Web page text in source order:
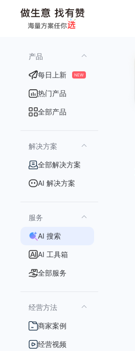
产品
每日上新 NEW
热门产品
全部产品
解决方案
全部解决方案
AI 解决方案
服务
AI 搜索
AI 工具箱
全部服务
经营方法
商家案例
经营视频